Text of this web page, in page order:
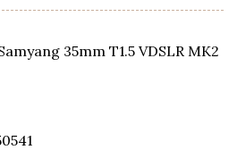
35mm T1.5 VDSLR MK2